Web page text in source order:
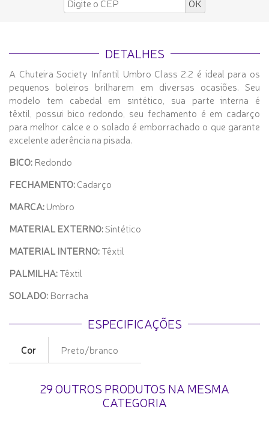
DETALHES
A Chuteira Society Infantil Umbro Class 2.2 é ideal para os
pequenos boleiros brilharem em diversas ocasiões. Seu
modelo tem cabedal em sintético, sua parte interna é
têxtil, possui bico redondo, seu fechamento é em cadarço
para melhor calce e o solado é emborrachado o que garante
excelente aderência na pisada.
BICO: Redondo
FECHAMENTO:Cadarço
MARCA:Umbro
MATERIAL EXTERNO:Sintético
MATERIAL INTERNO:Têxtil
PALMILHA:Têxtil
SOLADO: Borracha
ESPECIFICAÇÕES
Cor Preto/branco
29 OUTROS PRODUTOS NA MESMA
CATEGORIA